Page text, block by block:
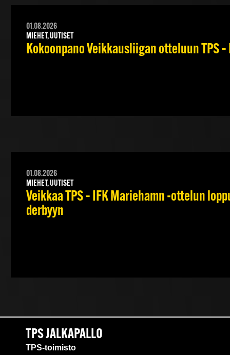
01.08.2026
MIEHET, UUTISET
Kokoonpano Veikkausliigan otteluun TPS
01.08.2026
MIEHET, UUTISET
Veikkaa TPS – IFK Mariehamn -ottelun
derbyyn
TPS JALKAPALLO
TPS-toimisto